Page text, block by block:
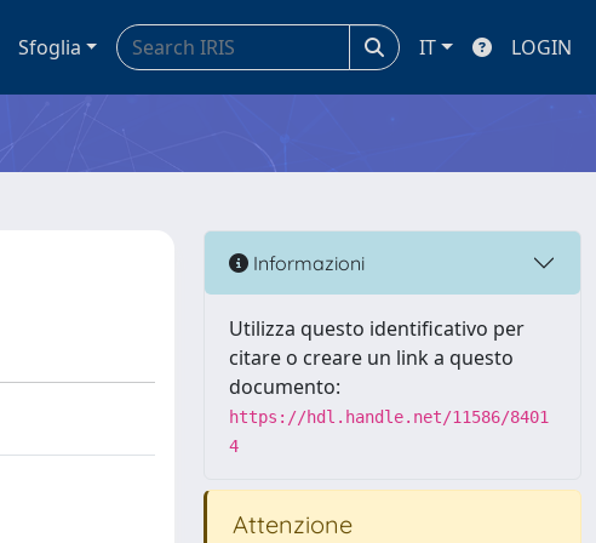
Sfoglia IT LOGIN
Informazioni
Utilizza questo identificativo per
citare o creare un link a questo
documento:
https://hdl.handle.net/11586/8401
4
Attenzione